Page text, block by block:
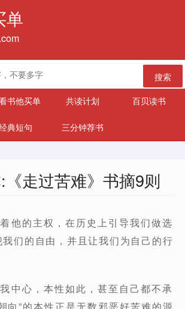
单
搜索
书他买单 共读计划 百贝读书
典短句
三分钟荐书
《走过苦难》书摘9则
他的主权，在历史上引导我们做选
们的自由，并且让我们为自己的行
中心，本性如此，甚至自己都不承